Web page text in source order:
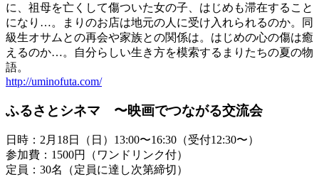
に、祖母を亡くして傷ついた女の子、はじめも滞在すること
になり…。まりのお店は地元の人に受け入れられるのか。同
級生オサムとの再会や家族との関係は。はじめの心の傷は癒
えるのか…。自分らしい生き方を模索するまりたちの夏の物
語。
http://uminofuta.com/
ふるさとシネマ 〜映画でつながる交流会
日時：2月18日（日）13:00〜16:30（受付12:30〜）
参加費：1500円（ワンドリンク付）
定員：30名（定員に達し次第締切）